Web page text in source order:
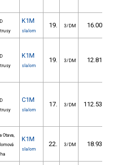
K1M
slalom
19. 3/DM 16.00
K1M
slalom
19. 3/DM 12.81
C1M
slalom
17. 3/DM 112.53
Otava,
K1M
slalom
22. 3/DM 18.93